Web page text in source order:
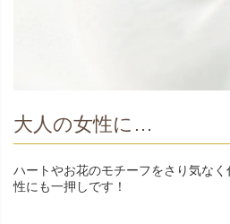
大人の女性に…
ハートやお花のモチーフをさり気な
性にも一押しです！